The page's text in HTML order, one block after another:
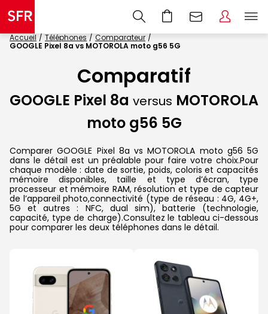
Accueil Téléphones
Comparateur
GOOGLE Pixel 8a vs MOTOROLA moto g56 5G
Comparatif
GOOGLE Pixel 8a versus MOTOROLA
moto g56 5G
Comparer GOOGLE Pixel 8a vs MOTOROLA moto g56 5G
dans le détail est un préalable pour faire votre choix.Pour
chaque modèle : date de sortie, poids, coloris et capacités
mémoire disponibles, taille et type d’écran, type
processeur et mémoire RAM, résolution et type de capteur
de l’appareil photo,connectivité (type de réseau : 4G, 4G+,
5G et autres : NFC, dual sim), batterie (technologie,
capacité, type de charge).Consultez le tableau ci-dessous
pour comparer les deux téléphones dans le détail.